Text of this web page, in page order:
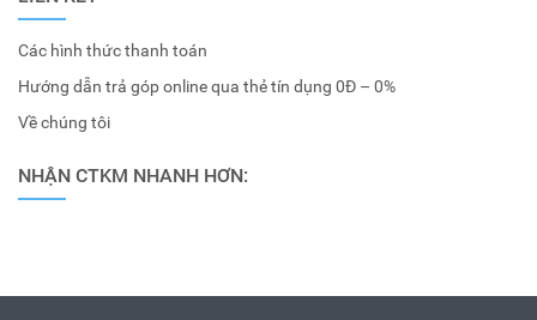
Các hình thức thanh toán
Hướng dẫn trả góp online qua thẻ tín dụng 0Đ – 0%
Về chúng tôi
NHẬN CTKM NHANH HƠN: